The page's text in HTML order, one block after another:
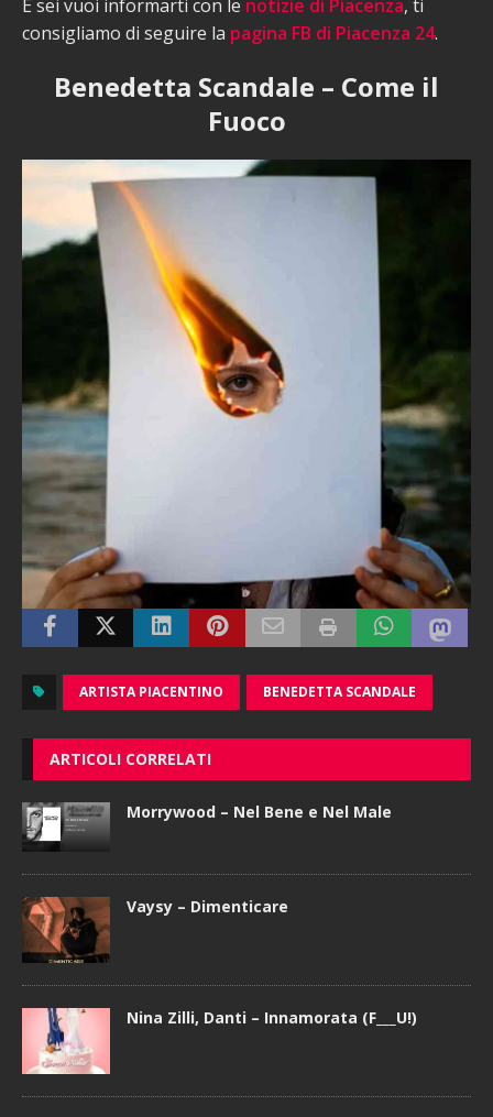
E sei vuoi informarti con le notizie di Piacenza, ti
consigliamo di seguire la pagina FB di Piacenza 24.
Benedetta Scandale – Come il
Fuoco
ARTISTA PIACENTINO BENEDETTA SCANDALE
ARTICOLI CORRELATI
Morrywood – Nel Bene e Nel Male
Vaysy – Dimenticare
Nina Zilli, Danti – Innamorata (F___U!)